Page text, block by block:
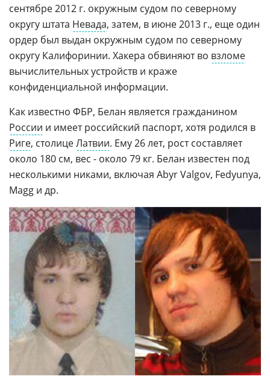
сентябре 2012 г. окружным судом по северному
округу штата Невада, затем, в июне 2013 г., еще один
ордер был выдан окружным судом по северному
округу Калифоринии. Хакера обвиняют во взломе
вычислительных устройств и краже
конфиденциальной информации.
Как известно ФБР, Белан является гражданином
России и имеет российский паспорт, хотя родился в
Риге, столицеЛатвии. Ему 26 лет, рост составляет
около 180 см, вес - около 79 кг. Белан известен под
несколькими никами, включая Abyr Valgov, Fedyunya,
Magg и др.